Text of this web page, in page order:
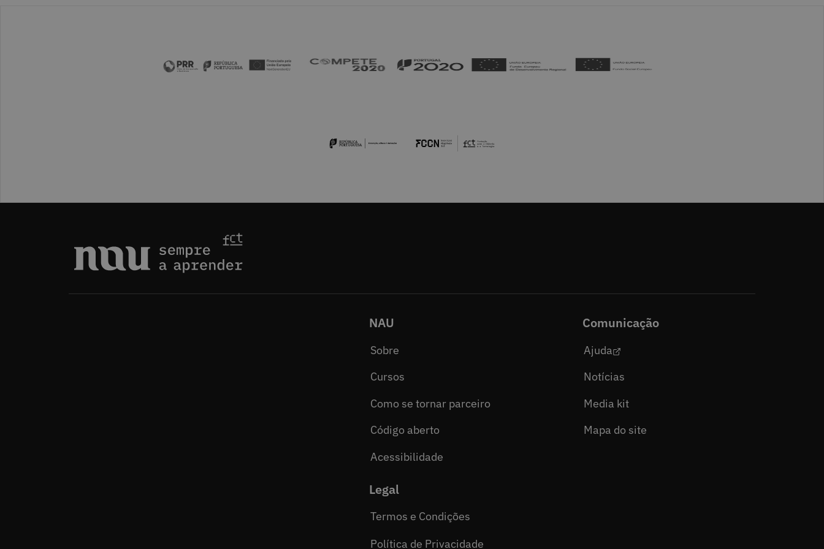
NAU
Sobre
Cursos
Como se tornar parceiro
Código aberto
Acessibilidade
Comunicação
Ajuda
Notícias
Media kit
Mapa do site
Legal
Termos e Condições
Política de Privacidade